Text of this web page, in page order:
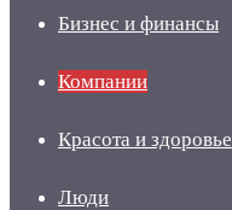
Бизнес и финансы
Компании
Красота и здоровье
Люди